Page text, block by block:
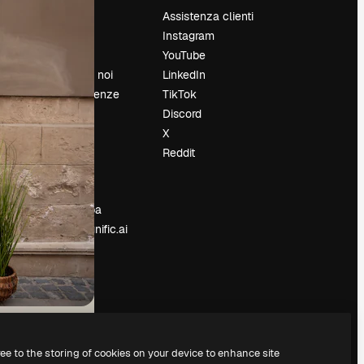
Lavora con noi
Cerca tendenze
Blog
Eventi
Slidesgo
Vendi i tuoi
contenuti
Sala stampa
Cerchi magnific.ai
Assistenza clienti
Instagram
YouTube
LinkedIn
TikTok
Discord
X
Reddit
to the storing of cookies on your device to enhance site